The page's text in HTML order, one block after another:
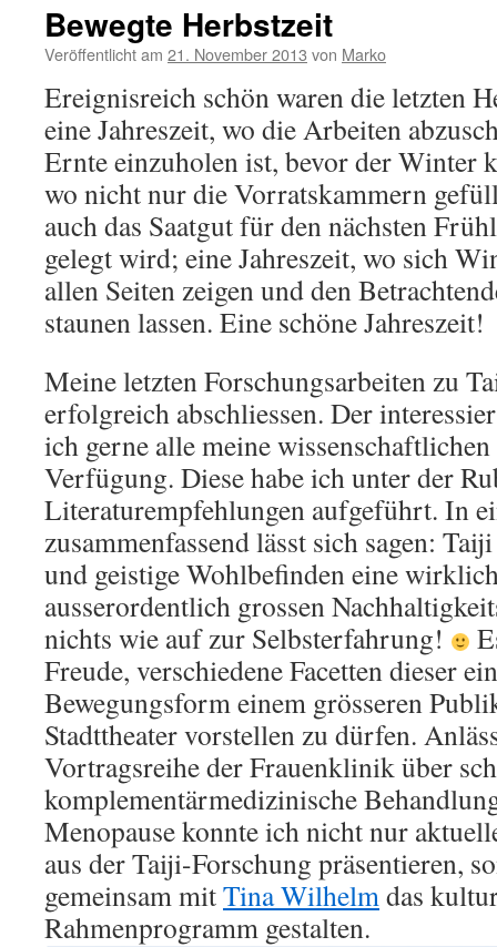
Bewegte Herbstzeit
Veröffentlicht am 21. November 2013 von Marko
Ereignisreich schön waren die letzten
eine Jahreszeit, wo die Arbeiten
Ernte einzuholen ist, bevor der Winter
wo nicht nur die Vorratskammern
auch das Saatgut für den nächsten
gelegt wird; eine Jahreszeit, wo sich
allen Seiten zeigen und den
staunen lassen. Eine schöne Jahreszeit!
Meine letzten Forschungsarbeiten zu
erfolgreich abschliessen. Der
ich gerne alle meine
Verfügung. Diese habe ich unter der
Literaturempfehlungen aufgeführt. In
zusammenfassend lässt sich sagen:
und geistige Wohlbefinden eine
ausserordentlich grossen
nichts wie auf zur Selbsterfahrung!
Freude, verschiedene Facetten dieser
Bewegungsform einem grösseren
Stadttheater vorstellen zu dürfen.
Vortragsreihe der Frauenklinik über
komplementärmedizinische
Menopause konnte ich nicht nur
aus der Taiji-Forschung präsentieren,
gemeinsam mitTina Wilhelmdas
Rahmenprogramm gestalten.